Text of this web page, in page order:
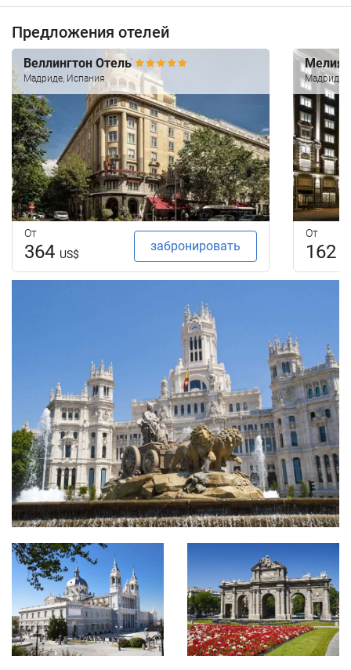
Предложения отелей
Веллингтон Отель
Мадриде, Испания
От
364 US$
забронировать
Мелия
Мадриде,
От
162